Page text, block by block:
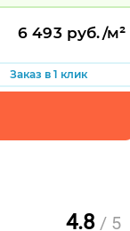
6 493 руб./м²
Заказ в 1 клик
4.8 / 5